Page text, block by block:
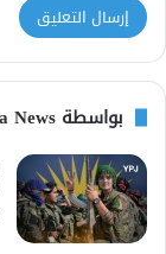
بواسطة Zewa News